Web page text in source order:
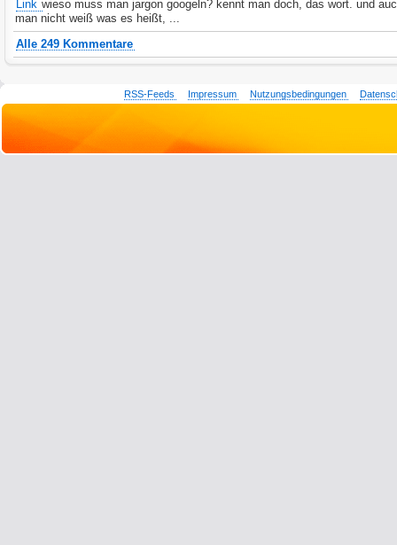
Link wieso muss man jargon googeln? kennt man doch, das wort. und
man nicht weiß was es heißt, ...
Alle 249 Kommentare
RSS-Feeds Impressum Nutzungsbedingungen